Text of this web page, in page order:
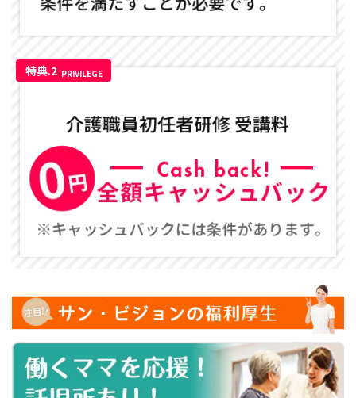
特典.2 PRIVILEGE